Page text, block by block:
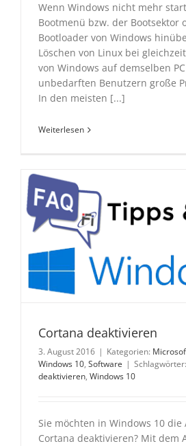
Wenn Windows nicht mehr
Bootmenü bzw. der Bootsektor
Bootloader von Windows
Löschen von Linux bei
von Windows auf demselben
unbedarften Benutzern große
In den meisten [...]
Weiterlesen
Cortana deaktivieren
3. August 2016 | Kategorien:
Windows 10, Software | Schlagwörter:
deaktivieren, Windows 10
Sie möchten in Windows 10 die
Cortana deaktivieren? Mit dem